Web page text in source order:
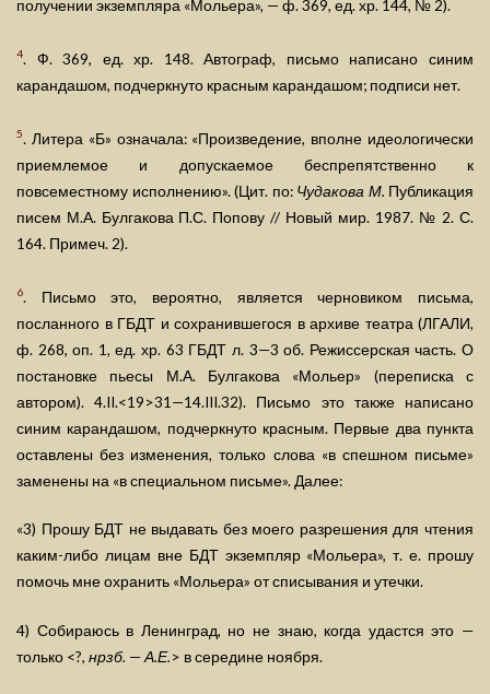
получении экземпляра «Мольера», — ф. 369, ед. хр. 144, № 2).
4. Ф. 369, ед. хр. 148. Автограф, письмо написано синим
карандашом, подчеркнуто красным карандашом; подписи нет.
5. Литера «Б» означала: «Произведение, вполне идеологически
приемлемое и допускаемое беспрепятственно к
повсеместному исполнению». (Цит. по: Чудакова М. Публикация
писем М.А. Булгакова П.С. Попову // Новый мир. 1987. № 2. С.
164. Примеч. 2).
6. Письмо это, вероятно, является черновиком письма,
посланного в ГБДТ и сохранившегося в архиве театра (ЛГАЛИ,
ф. 268, оп. 1, ед. хр. 63 ГБДТ л. 3—3 об. Режиссерская часть. О
постановке пьесы М.А. Булгакова «Мольер» (переписка с
автором). 4.II.<19>31—14.III.32). Письмо это также написано
синим карандашом, подчеркнуто красным. Первые два пункта
оставлены без изменения, только слова «в спешном письме»
заменены на «в специальном письме». Далее:
«3) Прошу БДТ не выдавать без моего разрешения для чтения
каким-либо лицам вне БДТ экземпляр «Мольера», т. е. прошу
помочь мне охранить «Мольера» от списывания и утечки.
4) Собираюсь в Ленинград, но не знаю, когда удастся это —
только <?, нрзб. — А.Е.> в середине ноября.